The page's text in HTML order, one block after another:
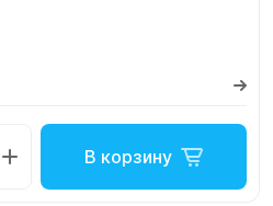
В корзину